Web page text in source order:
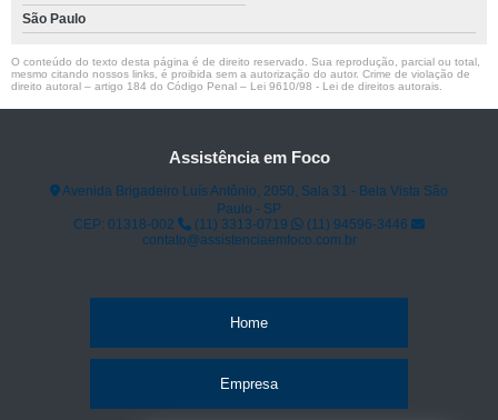
São Paulo
O conteúdo do texto desta página é de direito reservado. Sua reprodução, parcial ou total,
mesmo citando nossos links, é proibida sem a autorização do autor. Crime de violação de
direito autoral – artigo 184 do Código Penal – Lei 9610/98 - Lei de direitos autorais
Assistência em Foco
Avenida Brigadeiro Luís Antônio, 2050, Sala 31 - Bela Vista São
Paulo - SP
CEP: 01318-002
(11) 3313-0719
(11) 94596-3446
contato@assistenciaemfoco.com.br
Home
Empresa